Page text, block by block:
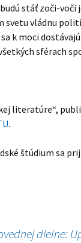
stáť zoči-
svetu vládnu
k moci
sférach
literatúre“,
.
štúdium sa
dielne: